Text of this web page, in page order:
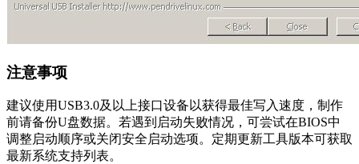
注意事项
建议使用USB3.0及以上接口设备以获得最佳写入速度，制作
前请备份U盘数据。若遇到启动失败情况，可尝试在BIOS中
调整启动顺序或关闭安全启动选项。定期更新工具版本可获取
最新系统支持列表。